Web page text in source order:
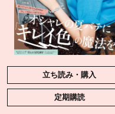
立ち読み・購入
定期購読